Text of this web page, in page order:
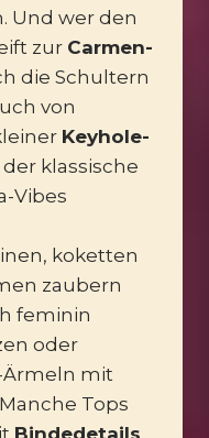
Und wer den
zur Carmen-
die Schultern
von
Keyhole-
klassische
Vibes
koketten
zaubern
feminin
oder
mit
Tops
Bindedetails,